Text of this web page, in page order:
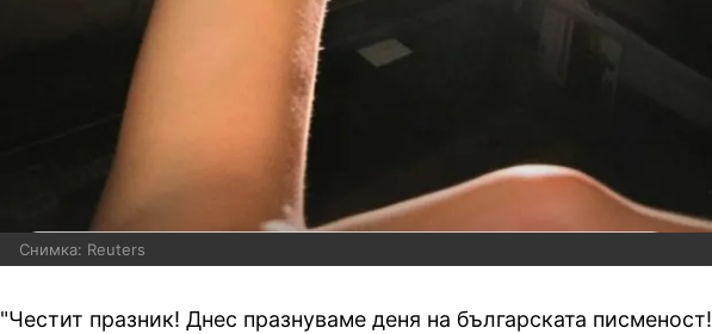
Снимка: Reuters
"Честит празник! Днес празнуваме деня на българската писменост!